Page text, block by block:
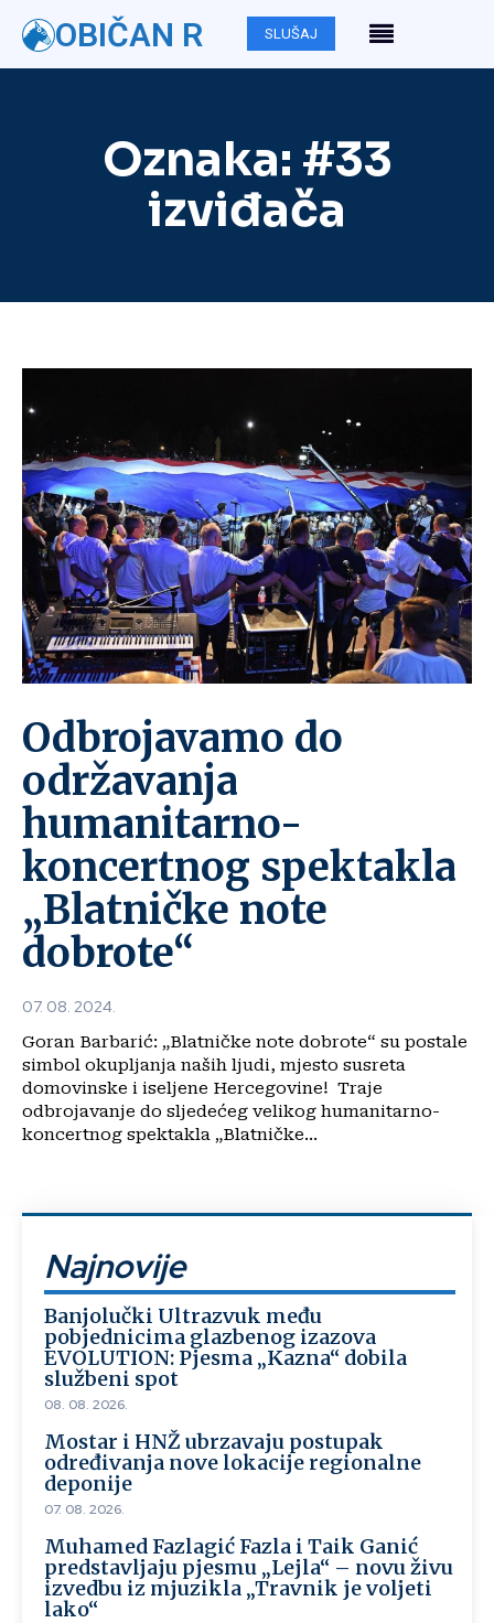
OBIČAN R SLUŠAJ
Oznaka: #33
izviđača
Odbrojavamo do
održavanja
humanitarno-
koncertnog spektakla
„Blatničke note
dobrote“
07. 08. 2024.
Goran Barbarić: „Blatničke note dobrote“ su postale
simbol okupljanja naših ljudi, mjesto susreta
domovinske i iseljene Hercegovine! Traje
odbrojavanje do sljedećeg velikog humanitarno-
koncertnog spektakla „Blatničke...
Najnovije
Banjolučki Ultrazvuk među
pobjednicima glazbenog izazova
EVOLUTION: Pjesma „Kazna“ dobila
službeni spot
08. 08. 2026.
Mostar i HNŽ ubrzavaju postupak
određivanja nove lokacije regionalne
deponije
07. 08. 2026.
Muhamed Fazlagić Fazla i Taik Ganić
predstavljaju pjesmu „Lejla“ – novu živu
izvedbu iz mjuzikla „Travnik je voljeti
lako“